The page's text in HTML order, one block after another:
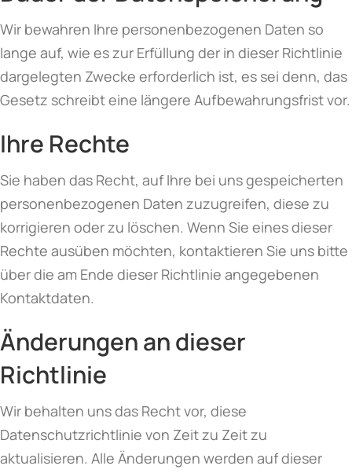
Wir bewahren Ihre personenbezogenen Daten so
lange auf, wie es zur Erfüllung der in dieser Richtlinie
dargelegten Zwecke erforderlich ist, es sei denn, das
Gesetz schreibt eine längere Aufbewahrungsfrist vor.
Ihre Rechte
Sie haben das Recht, auf Ihre bei uns gespeicherten
personenbezogenen Daten zuzugreifen, diese zu
korrigieren oder zu löschen. Wenn Sie eines dieser
Rechte ausüben möchten, kontaktieren Sie uns bitte
über die am Ende dieser Richtlinie angegebenen
Kontaktdaten.
Änderungen an dieser
Richtlinie
Wir behalten uns das Recht vor, diese
Datenschutzrichtlinie von Zeit zu Zeit zu
aktualisieren. Alle Änderungen werden auf dieser